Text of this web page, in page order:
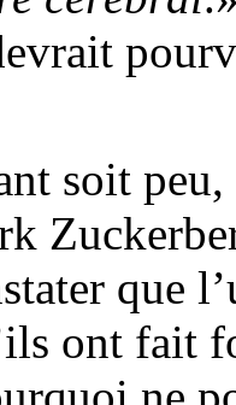
soit peu,
que
ont fait